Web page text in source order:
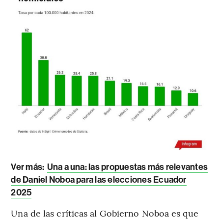
Ver más: Una a una: las propuestas más relevantes
de Daniel Noboa para las elecciones Ecuador
2025
Una de las críticas al Gobierno Noboa es que